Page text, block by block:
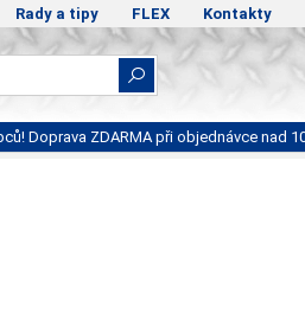
Rady a tipy FLEX Kontakty
Doprava ZDARMA při objednávce nad